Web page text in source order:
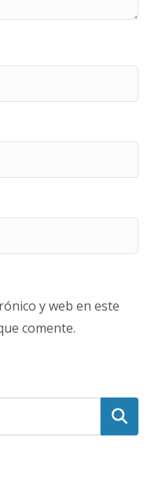
y web en este
comente.
Buscar